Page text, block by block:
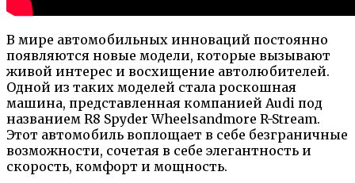
В мире автомобильных инноваций постоянно
появляются новые модели, которые вызывают
живой интерес и восхищение автолюбителей.
Одной из таких моделей стала роскошная
машина, представленная компанией Audi под
названием R8 Spyder Wheelsandmore R-Stream.
Этот автомобиль воплощает в себе безграничные
возможности, сочетая в себе элегантность и
скорость, комфорт и мощность.